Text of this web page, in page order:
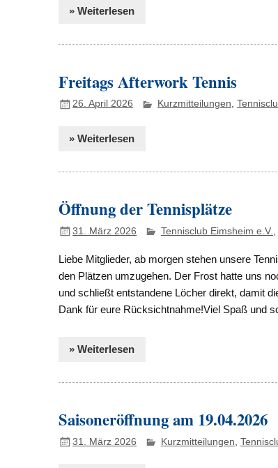
» Weiterlesen
Freitags Afterwork Tennis
26. April 2026 Kurzmitteilungen,
» Weiterlesen
Öffnung der Tennisplätze
31. März 2026 Tennisclub Eimsheim e.V.,
Liebe Mitglieder, ab morgen stehen unsere
den Plätzen umzugehen. Der Frost hatte uns
und schließt entstandene Löcher direkt, damit
Dank für eure Rücksichtnahme!Viel Spaß und
» Weiterlesen
Saisoneröffnung am 19.04.2026
31. März 2026 Kurzmitteilungen